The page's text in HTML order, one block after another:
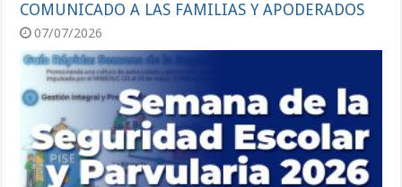
COMUNICADO A LAS FAMILIAS Y APODERADOS
07/07/2026